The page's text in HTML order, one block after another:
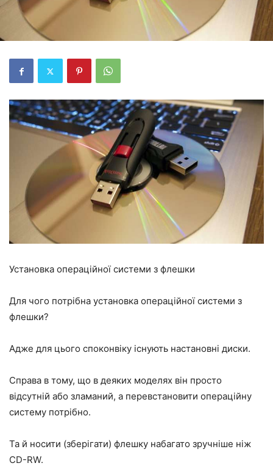
Установка операційної системи з флешки
Для чого потрібна установка операційної системи з
флешки?
Адже для цього споконвіку існують настановні диски.
Справа в тому, що в деяких моделях він просто
відсутній або зламаний, а перевстановити операційну
систему потрібно.
Та й носити (зберігати) флешку набагато зручніше ніж
CD-RW.